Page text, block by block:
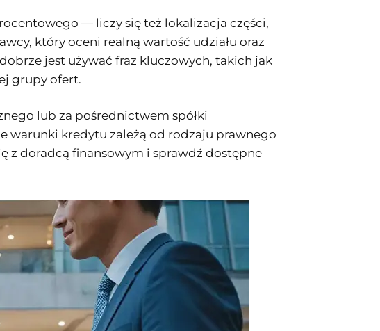
— liczy się też lokalizacja części,
który oceni realną wartość udziału oraz
jest używać fraz kluczowych, takich jak
grupy ofert.
lub za pośrednictwem spółki
warunki kredytu zależą od rodzaju prawnego
z doradcą finansowym i sprawdź dostępne